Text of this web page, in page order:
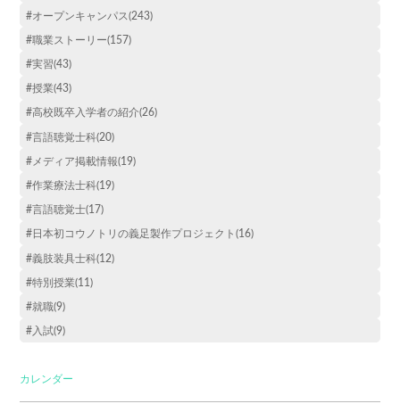
#オープンキャンパス(243)
#職業ストーリー(157)
#実習(43)
#授業(43)
#高校既卒入学者の紹介(26)
#言語聴覚士科(20)
#メディア掲載情報(19)
#作業療法士科(19)
#言語聴覚士(17)
#日本初コウノトリの義足製作プロジェクト(16)
#義肢装具士科(12)
#特別授業(11)
#就職(9)
#入試(9)
カレンダー